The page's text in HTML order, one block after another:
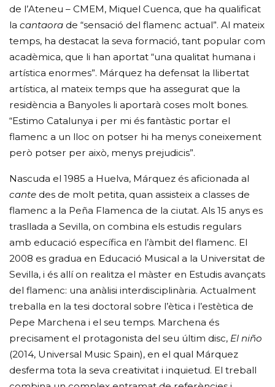
de l’Ateneu – CMEM, Miquel Cuenca, que ha qualificat
lacantaora de “sensació del flamenc actual”. Al mateix
temps, ha destacat la seva formació, tant popular com
acadèmica, que li han aportat “una qualitat humana i
artística enormes”. Márquez ha defensat la llibertat
artística, al mateix temps que ha assegurat que la
residència a Banyoles li aportarà coses molt bones.
“Estimo Catalunya i per mi és fantàstic portar el
flamenc a un lloc on potser hi ha menys coneixement
però potser per això, menys prejudicis”.
Nascuda el 1985 a Huelva, Márquez és aficionada al
cante des de molt petita, quan assisteix a classes de
flamenc a la Peña Flamenca de la ciutat. Als 15 anys es
trasllada a Sevilla, on combina els estudis regulars
amb educació específica en l’àmbit del flamenc. El
2008 es gradua en Educació Musical a la Universitat de
Sevilla, i és allí on realitza el màster en Estudis avançats
del flamenc: una anàlisi interdisciplinària. Actualment
treballa en la tesi doctoral sobre l’ètica i l’estètica de
Pepe Marchena i el seu temps. Marchena és
precisament el protagonista del seu últim disc, El niño
(2014, Universal Music Spain), en el qual Márquez
desferma tota la seva creativitat i inquietud. El treball